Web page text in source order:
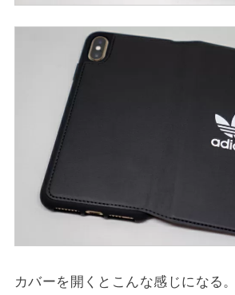
カバーを開くとこんな感じになる。